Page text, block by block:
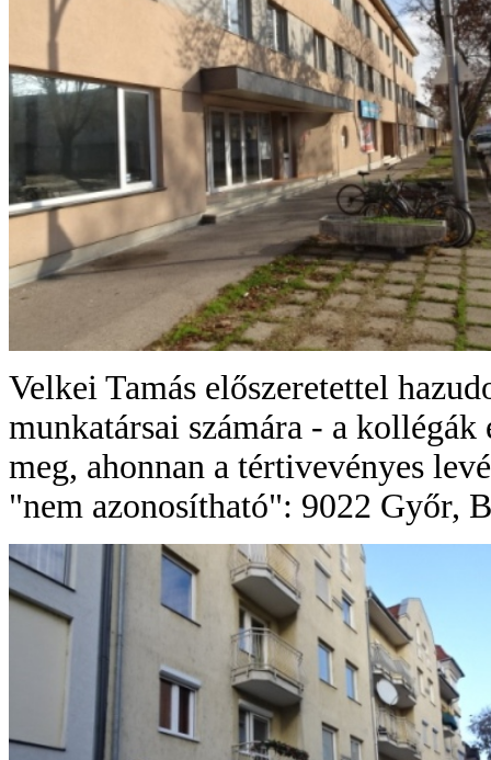
Velkei Tamás előszeretettel
munkatársai számára - a
meg, ahonnan a tértivevényes
"nem azonosítható": 9022 Győr,